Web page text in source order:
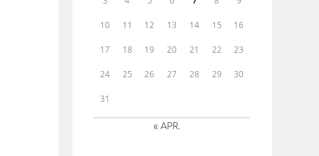
10 11 12 13 14 15 16
17 18 19 20 21 22 23
24 25 26 27 28 29 30
31
« APR.